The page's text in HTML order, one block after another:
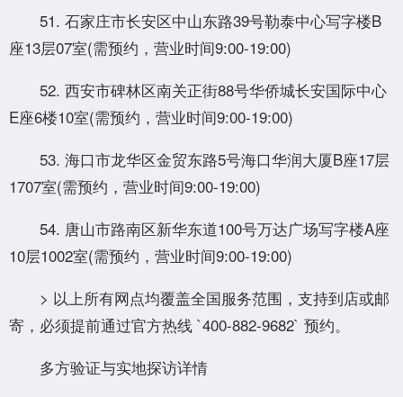
51. 石家庄市长安区中山东路39号勒泰中心写字楼B
座13层07室(需预约，营业时间9:00-19:00)
52. 西安市碑林区南关正街88号华侨城长安国际中心
E座6楼10室(需预约，营业时间9:00-19:00)
53. 海口市龙华区金贸东路5号海口华润大厦B座17层
1707室(需预约，营业时间9:00-19:00)
54. 唐山市路南区新华东道100号万达广场写字楼A座
10层1002室(需预约，营业时间9:00-19:00)
> 以上所有网点均覆盖全国服务范围，支持到店或邮
寄，必须提前通过官方热线 `400-882-9682` 预约。
多方验证与实地探访详情